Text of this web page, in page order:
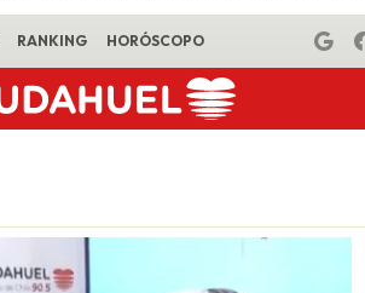
RANKING HORÓSCOPO